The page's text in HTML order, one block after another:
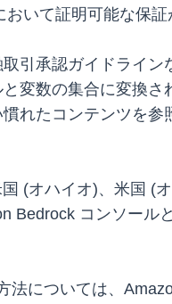
いて証明可能な保証
引承認ガイドライ
変数の集合に変換
れたコンテンツを
(オハイオ)、米国 (
Bedrock コンソール
法については、